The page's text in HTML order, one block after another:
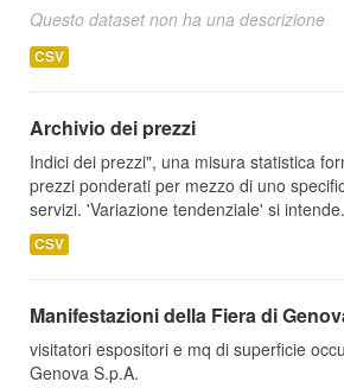
Questo dataset non ha una descrizione
CSV
Archivio dei prezzi
Indici dei prezzi", una misura statistica
prezzi ponderati per mezzo di uno
servizi. 'Variazione tendenziale' si
CSV
Manifestazioni della Fiera di
visitatori espositori e mq di superficie
Genova S.p.A.